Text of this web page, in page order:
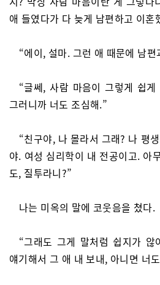
애 들였다가 다 늦게 남편하고 이혼
“에이, 설마. 그런 애 때문에 남편
“글쎄, 사람 마음이 그렇게 쉽
그러니까 너도 조심해.”
“친구야, 나 몰라서 그래? 나 평
야. 여성 심리학이 내 전공이고. 아
도, 질투라니?”
나는 미옥의 말에 코웃음을 쳤다.
“그래도 그게 말처럼 쉽지가 않
얘기해서 그 애 내 보내, 아니면 너